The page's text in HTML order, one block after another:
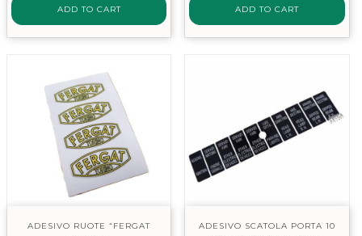
ADD TO CART ADD TO CART
ADESIVO RUOTE “FERGAT
ADESIVO SCATOLA PORTA 10